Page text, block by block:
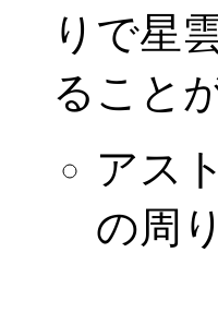
りで星
ること
アス
の周